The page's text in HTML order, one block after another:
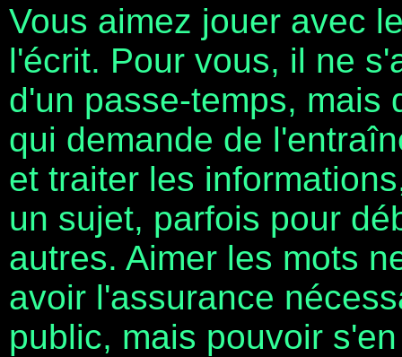
Vous aimez jouer avec
l'écrit. Pour vous, il ne
d'un passe-temps, mais
qui demande de
et traiter les
un sujet, parfois pour
autres. Aimer les mots
avoir l'assurance
public, mais pouvoir